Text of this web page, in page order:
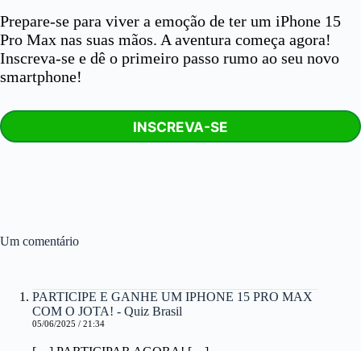
Prepare-se para viver a emoção de ter um iPhone 15
Pro Max nas suas mãos. A aventura começa agora!
Inscreva-se e dê o primeiro passo rumo ao seu novo
smartphone!
INSCREVA-SE
Um comentário
PARTICIPE E GANHE UM IPHONE 15 PRO MAX
COM O JOTA! - Quiz Brasil
05/06/2025 / 21:34